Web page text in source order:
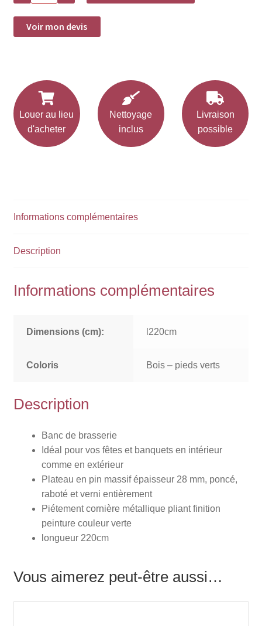
Location
banc
de
Voir mon devis
Louer au lieu
d'acheter
Nettoyage
inclus
Livraison
possible
Informations complémentaires
Description
Informations complémentaires
Dimensions (cm): l220cm
Coloris Bois – pieds verts
Description
Banc de brasserie
Idéal pour vos fêtes et banquets en intérieur
comme en extérieur
Plateau en pin massif épaisseur 28 mm, poncé,
raboté et verni entièrement
Piétement cornière métallique pliant finition
peinture couleur verte
longueur 220cm
Vous aimerez peut-être aussi…